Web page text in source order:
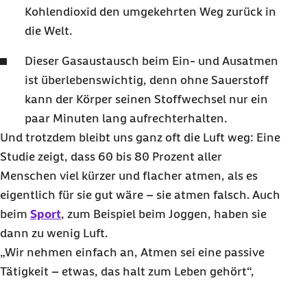
Kohlendioxid den umgekehrten Weg zurück in
die Welt.
Dieser Gasaustausch beim Ein- und Ausatmen
ist überlebenswichtig, denn ohne Sauerstoff
kann der Körper seinen Stoffwechsel nur ein
paar Minuten lang aufrechterhalten.
Und trotzdem bleibt uns ganz oft die Luft weg: Eine
Studie zeigt, dass 60 bis 80 Prozent aller
Menschen viel kürzer und flacher atmen, als es
eigentlich für sie gut wäre – sie atmen falsch. Auch
beim Sport, zum Beispiel beim Joggen, haben sie
dann zu wenig Luft.
„Wir nehmen einfach an, Atmen sei eine passive
Tätigkeit – etwas, das halt zum Leben gehört“,